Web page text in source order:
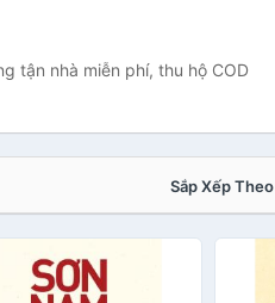
tận nhà miễn phí, thu hộ COD
Sắp Xếp Theo